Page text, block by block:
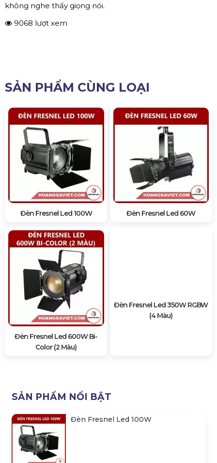
không nghe thấy giọng nói.
9068 lượt xem
SẢN PHẨM CÙNG LOẠI
Đèn Fresnel Led 100W Đèn Fresnel Led 60W
Đèn Fresnel Led 600W Bi-
Color (2 Màu)
SẢN PHẨM NỔI BẬT
Đèn Fresnel Led 100W